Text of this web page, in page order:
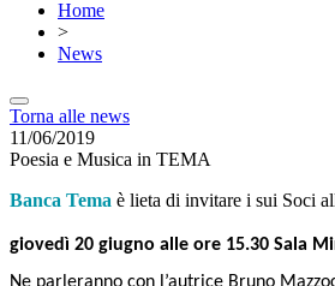
Home
>
News
Torna alle news
11/06/2019
Poesia e Musica in TEMA
Banca Tema è lieta di invitare i sui Soci
giovedì 20 giugno alle ore 15.30 Sala
Ne parleranno con l’autrice Bruno